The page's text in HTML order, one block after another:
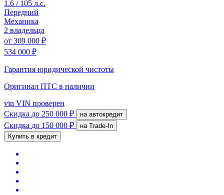
1.6 / 105 л.с.
Передний
Механика
2 владельца
от 309 000 ₽
534 000 ₽
Гарантия юридической чистоты
Оригинал ПТС в наличии
vin VIN проверен
Скидка до 250 000 ₽ на автокредит
Скидка до 150 000 ₽
на Trade-In
Купить в кредит